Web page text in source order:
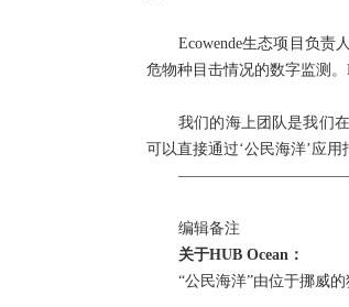
Ecowende生态项目负责
危物种目击情况的数字监测
我们的海上团队是我们
可以直接通过‘公民海洋’应
编辑备注
关于HUB Ocean：
“公民海洋”由位于挪威